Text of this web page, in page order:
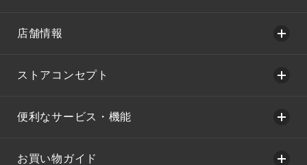
店舗情報
ストアコンセプト
便利なサービス・機能
お買い物ガイド